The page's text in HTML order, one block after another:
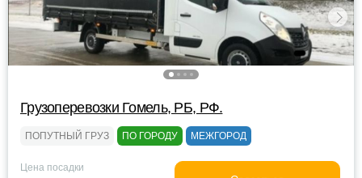
Грузоперевозки Гомель, РБ, РФ.
ПОПУТНЫЙ ГРУЗ ПО ГОРОДУ МЕЖГОРОД
Цена посадки